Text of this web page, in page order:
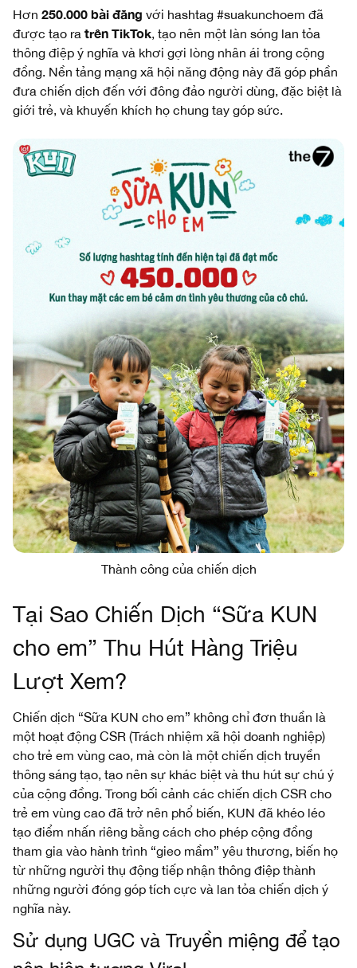
Hơn 250.000 bài đăng với hashtag #suakunchoem đã
được tạo ra trên TikTok, tạo nên một làn sóng lan tỏa
thông điệp ý nghĩa và khơi gợi lòng nhân ái trong cộng
đồng. Nền tảng mạng xã hội năng động này đã góp phần
đưa chiến dịch đến với đông đảo người dùng, đặc biệt là
giới trẻ, và khuyến khích họ chung tay góp sức.
Thành công của chiến dịch
Tại Sao Chiến Dịch “Sữa KUN
cho em” Thu Hút Hàng Triệu
Lượt Xem?
Chiến dịch “Sữa KUN cho em” không chỉ đơn thuần là
một hoạt động CSR (Trách nhiệm xã hội doanh nghiệp)
cho trẻ em vùng cao, mà còn là một chiến dịch truyền
thông sáng tạo, tạo nên sự khác biệt và thu hút sự chú ý
của cộng đồng. Trong bối cảnh các chiến dịch CSR cho
trẻ em vùng cao đã trở nên phổ biến, KUN đã khéo léo
tạo điểm nhấn riêng bằng cách cho phép cộng đồng
tham gia vào hành trình “gieo mầm” yêu thương, biến họ
từ những người thụ động tiếp nhận thông điệp thành
những người đóng góp tích cực và lan tỏa chiến dịch ý
nghĩa này.
Sử dụng UGC và Truyền miệng để tạo